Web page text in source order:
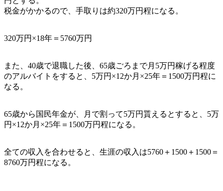
税金がかかるので、手取りは約320万円程になる。
320万円×18年＝ 5760万円
また、40歳で退職した後、65歳ごろまで月5万円稼げる程度
のアルバイトをすると、5万円×12か月×25年＝ 1500万円程に
なる。
65歳から国民年金が、月で割って5万円貰えるとすると、5万
円×12か月×25年＝ 1500万円程になる。
全ての収入を合わせると、生涯の収入は5760＋1500＋1500＝
8760万円程になる。